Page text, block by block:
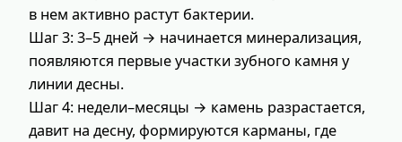
в нем активно растут бактерии.
Шаг 3: 3–5 дней → начинается минерализация,
появляются первые участки зубного камня у
линии десны.
Шаг 4: недели–месяцы → камень разрастается,
давит на десну, формируются карманы, где